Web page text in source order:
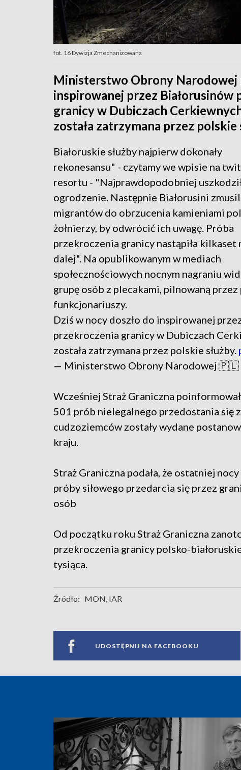
fot. 16 Dywizja Zmechanizowana
Ministerstwo Obrony Narodowej
inspirowanej przez
granicy w Dubiczach
została zatrzymana przez polskie
Białoruskie służby najpierw dokonały
rekonesansu" - czytamy we wpisie na
resortu - "Najprawdopodobniej
ogrodzenie. Następnie Białorusini
migrantów do obrzucenia kamieniami
żołnierzy, by odwrócić ich uwagę. Próba
przekroczenia granicy nastąpiła kilkaset
dalej". Na opublikowanym w mediach
społecznościowych nocnym nagraniu
grupę osób z plecakami, pilnowaną
funkcjonariuszy.
Dziś w nocy doszło do inspirowanej
przekroczenia granicy w Dubiczach
została zatrzymana przez polskie służby.
— Ministerstwo Obrony Narodowej 🇵🇱
Wcześniej Straż Graniczna
501 prób nielegalnego przedostania się
cudzoziemców zostały wydane
kraju.
Straż Graniczna podała, że ostatniej
próby siłowego przedarcia się przez
osób
Od początku roku Straż Graniczna
przekroczenia granicy polsko-
tysiąca.
Źródło: MON, IAR
UDOSTĘPNIJ NA FACEBOOKU